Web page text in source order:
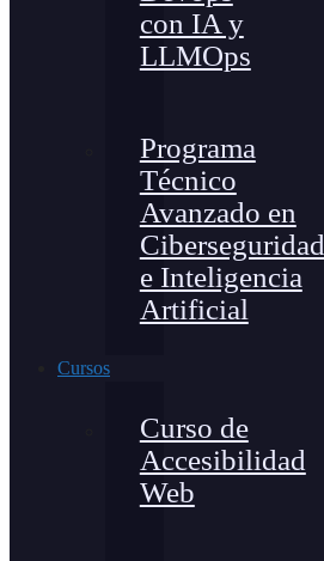
con IA y
LLMOps
Programa
Técnico
Avanzado en
Ciberseguridad
e Inteligencia
Artificial
Cursos
Curso de
Accesibilidad
Web